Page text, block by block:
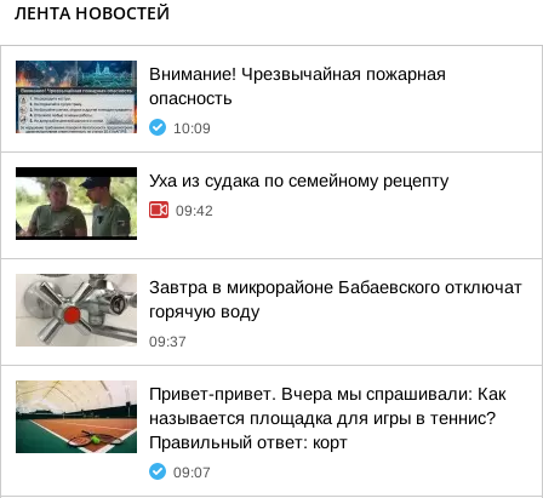
ЛЕНТА НОВОСТЕЙ
Внимание! Чрезвычайная пожарная
опасность
10:09
Уха из судака по семейному рецепту
09:42
Завтра в микрорайоне Бабаевского отключат
горячую воду
09:37
Привет-привет. Вчера мы спрашивали: Как
называется площадка для игры в теннис?
Правильный ответ: корт
09:07